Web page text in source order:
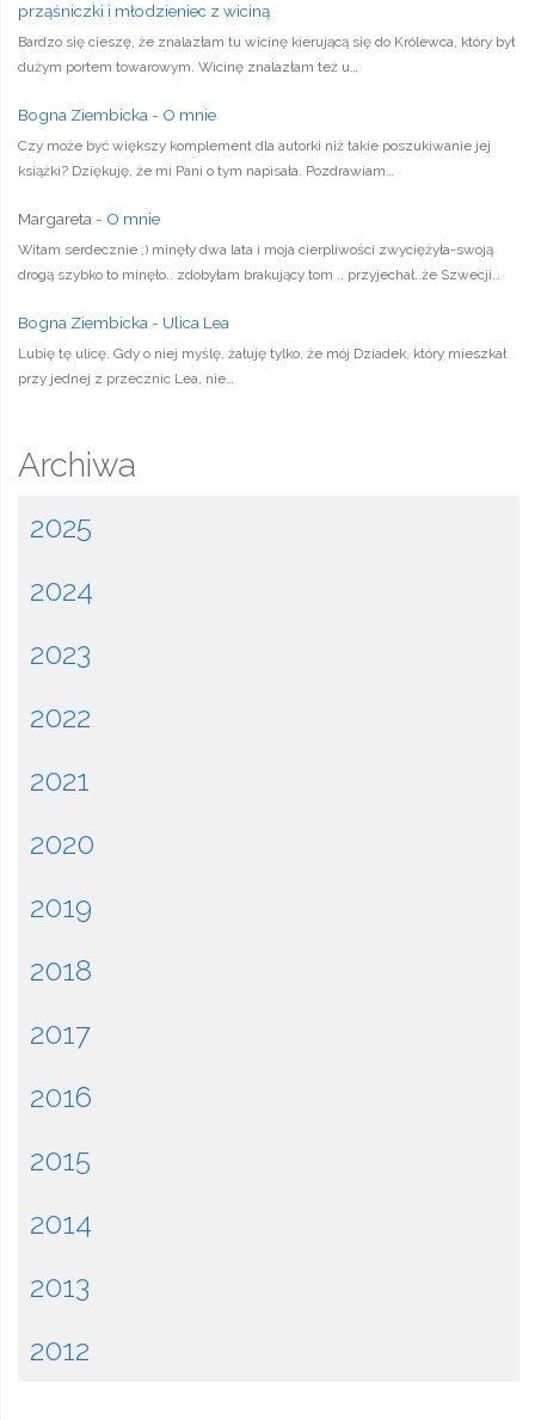
prząśniczki i młodzieniec z wiciną
Bardzo się cieszę, że znalazłam tu wicinę kierującą się do Królewca, który był
dużym portem towarowym. Wicinę znalazłam też u…
Bogna Ziembicka - O mnie
Czy może być większy komplement dla autorki niż takie poszukiwanie jej
książki? Dziękuję, że mi Pani o tym napisała. Pozdrawiam…
Margareta - O mnie
Witam serdecznie ;) minęły dwa lata i moja cierpliwości zwyciężyła-swoją
drogą szybko to minęło.. zdobyłam brakujący tom .. przyjechał..że Szwecji…
Bogna Ziembicka - Ulica Lea
Lubię tę ulicę. Gdy o niej myślę, żałuję tylko, że mój Dziadek, który mieszkał
przy jednej z przecznic Lea, nie…
Archiwa
2025
2024
2023
2022
2021
2020
2019
2018
2017
2016
2015
2014
2013
2012